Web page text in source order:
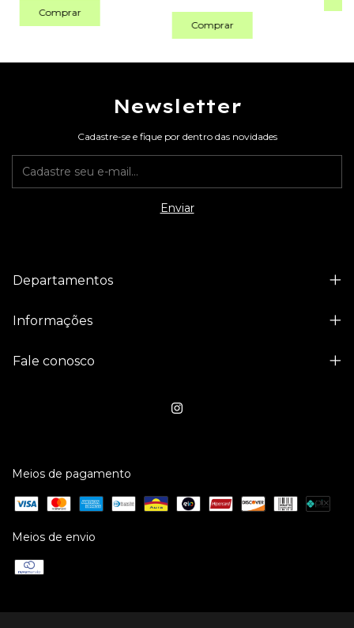
Comprar
Comprar
Newsletter
Cadastre-se e fique por dentro das novidades
Departamentos
Informações
Fale conosco
Meios de pagamento
Meios de envio